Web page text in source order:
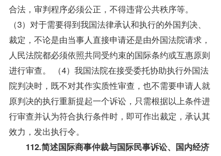
合法，审判程序必须公正，不得违背公共秩序等。
（3）对于需要得到我国法律承认和执行的外国判决、
裁定，不论是由当事人直接申请还是由外国法院请求，
人民法院都必须依照共同受约束的国际条约或互惠原则
进行审查。 （4）我国法院在接受委托协助执行外国法
院判决时，既不对其作实质性审查，也不需要申请人就
原判决的执行重新提起一个诉讼，只需根据以上条件进
行审查并认为符合执行条件时，即可作出裁定，承认其
效力，发出执行令。
112.简述国际商事仲裁与国际民事诉讼、国内经济